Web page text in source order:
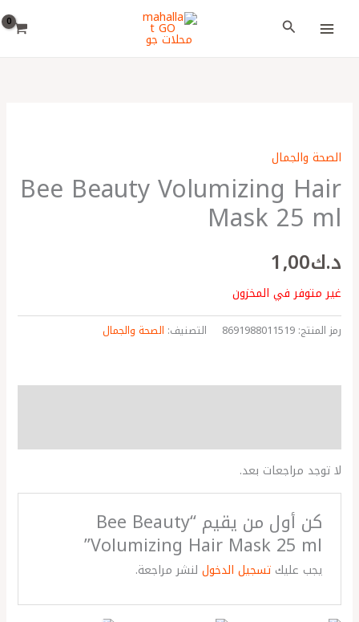
البحث
الصحة والجمال
Bee Beauty Volumizing Hair
Mask 25 ml
د.ك1٫00
غير متوفر في المخزون
رمز المنتج: 8691988011519 التصنيف: الصحة والجمال
لا توجد مراجعات بعد.
كن أول من يقيم “Bee Beauty
Volumizing Hair Mask 25 ml”
يجب عليك تسجيل الدخوللنشر مراجعة.